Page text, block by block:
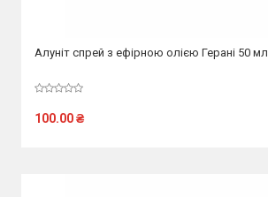
Алуніт спрей з ефірною олією Герані 50 мл
100.00₴